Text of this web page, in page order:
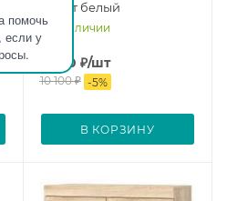
помочь
если у
крафт белый
в наличии
9 590 ₽/шт
10 100₽ -5%
В КОРЗИНУ